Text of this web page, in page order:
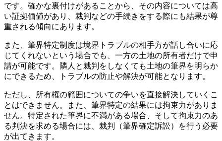
です。確かな裏付けがあることから、その内容については高
い証拠価値があり、裁判などの手続きをする際にも結果が尊
重される傾向にあります。
また、筆界特定制度は境界トラブルの相手方が話し合いに応
じてくれないという場合でも、一方の土地の所有者だけで申
請が可能です。隣人と裁判をしなくても土地の筆界を明らか
にできるため、トラブルの防止や解決が可能となります。
ただし、所有権の範囲についての争いを直接解決していくこ
とはできません。また、筆界特定の結果には拘束力がありま
せん。特定された筆界に不満がある場合、そして拘束力のあ
る判決を求める場合には、裁判（筆界確定訴訟）を行う必要
が出てきます。